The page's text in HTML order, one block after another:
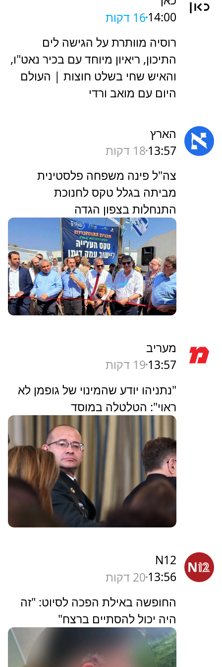
14:00 16 דקות
רוסיה מוותרת על הגישה לים
התיכון, ריאיון מיוחד עם בכיר נאט"ו,
והאיש שחי בשלט חוצות | העולם
היום עם מואב ורדי
הארץ
13:57 18 דקות
‏צה"ל פינה משפחה פלסטינית
מביתה בגלל טקס לחנוכת
התנחלות בצפון הגדה
מעריב
13:57 19 דקות
"נתניהו יודע שהמינוי של גופמן לא
ראוי": הטלטלה במוסד
N12
13:56 20 דקות
החופשה באילת הפכה לסיוט: "זה
היה יכול להסתיים ברצח"